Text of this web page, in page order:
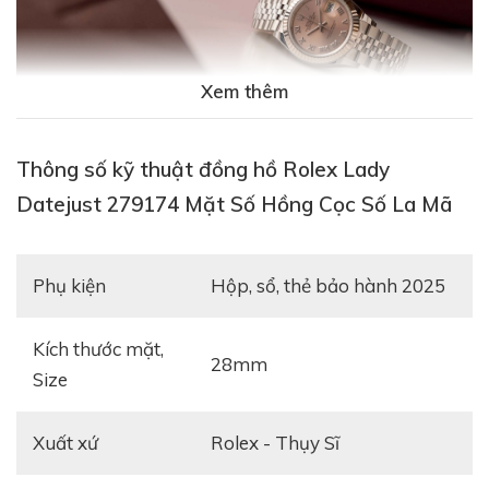
Xem thêm
Thông số kỹ thuật đồng hồ Rolex Lady
Datejust 279174 Mặt Số Hồng Cọc Số La Mã
Phụ kiện hộp, sổ, thẻ bảo hành 2025
Kích thước mặt,
Size
28mm
Xuất xứ Rolex - Thụy Sĩ